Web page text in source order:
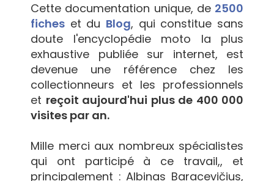
Cette documentation unique, de 2500
fiches et du Blog, qui constitue sans
doute l'encyclopédie moto la plus
exhaustive publiée sur internet, est
devenue une référence chez les
collectionneurs et les professionnels
et reçoit aujourd'hui plus de 400 000
visites par an.
Mille merci aux nombreux spécialistes
qui ont participé à ce travail,, et
principalement : Albinas Baracevičius,